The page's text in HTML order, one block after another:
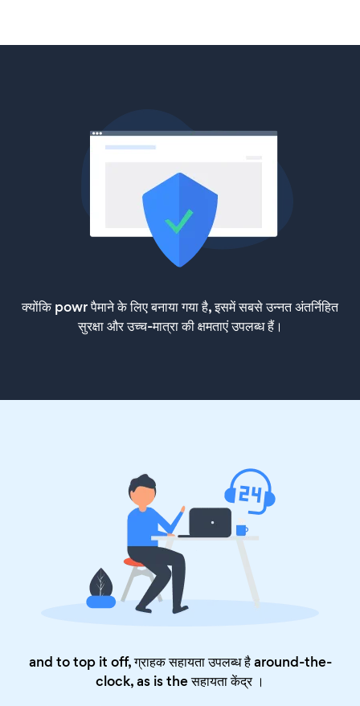
क्योंकि powr पैमाने के लिए बनाया गया है, इसमें सबसे उन्नत अंतर्निहित
सुरक्षा और उच्च-मात्रा की क्षमताएं उपलब्ध हैं।
and to top it off, ग्राहक सहायता उपलब्ध है around-the-
clock, as is theसहायता केंद्र।